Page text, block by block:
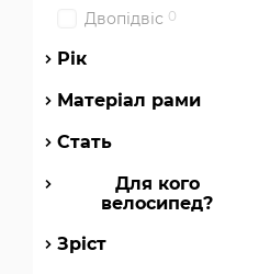
Двопідвіс 0
Рік
Матеріал рами
Стать
Для кого
велосипед?
Зріст